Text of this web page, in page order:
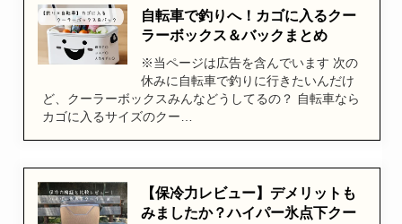
自転車で釣りへ！カゴに入るクー
ラーボックス＆バックまとめ
※当ページは広告を含んでいます 次の
休みに自転車で釣りに行きたいんだけ
ど、クーラーボックスみんなどうしてるの？ 自転車なら
カゴに入るサイズのクー…
【保冷力レビュー】デメリットも
みましたか？ハイパー氷点下クー